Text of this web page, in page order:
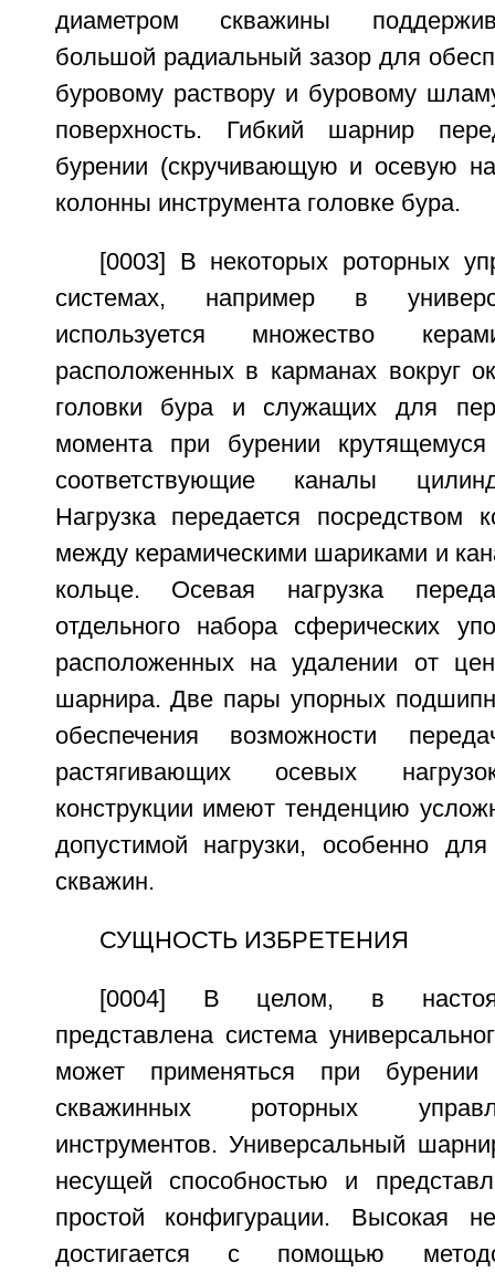
диаметром скважины
большой радиальный зазор для
буровому раствору и буровому
поверхность. Гибкий шарнир
бурении (скручивающую и осевую
колонны инструмента головке бура.
[0003] В некоторых роторных
системах, например в
используется множество
расположенных в карманах вокруг
головки бура и служащих для
момента при бурении
соответствующие каналы
Нагрузка передается посредством
между керамическими шариками и
кольце. Осевая нагрузка
отдельного набора сферических
расположенных на удалении от
шарнира. Две пары упорных
обеспечения возможности
растягивающих осевых
конструкции имеют тенденцию
допустимой нагрузки, особенно
скважин.
СУЩНОСТЬ ИЗБРЕТЕНИЯ
[0004] В целом, в
представлена система
может применяться при бурении
скважинных роторных
инструментов. Универсальный
несущей способностью и
простой конфигурации. Высокая
достигается с помощью